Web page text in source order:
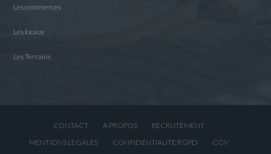
Les commerces
Les locaux
Les Terrains
CONTACT A PROPOS
RECRUTEMENT
MENTIONS LEGALES
CONFIDENTIALITE RGPD CGV